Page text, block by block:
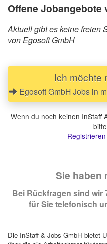
Offene Jobangebote
Aktuell gibt es keine freien
von Egosoft GmbH
Ich möchte
Egosoft GmbH Jobs in
Wenn du noch keinen InStaff
Sie haben
Bei Rückfragen sind wir
für Sie telefonisch
Die InStaff & Jobs GmbH bietet